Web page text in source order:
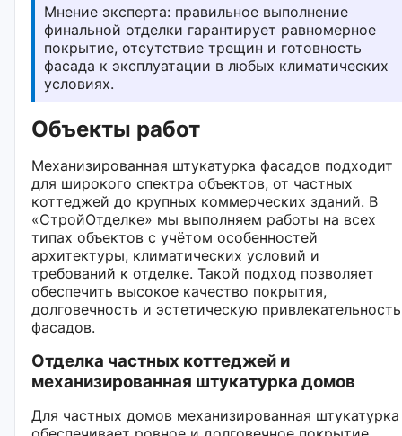
Мнение эксперта: правильное выполнение
финальной отделки гарантирует равномерное
покрытие, отсутствие трещин и готовность
фасада к эксплуатации в любых климатических
условиях.
Объекты работ
Механизированная штукатурка фасадов подходит
для широкого спектра объектов, от частных
коттеджей до крупных коммерческих зданий. В
«СтройОтделке» мы выполняем работы на всех
типах объектов с учётом особенностей
архитектуры, климатических условий и
требований к отделке. Такой подход позволяет
обеспечить высокое качество покрытия,
долговечность и эстетическую привлекательность
фасадов.
Отделка частных коттеджей и
механизированная штукатурка домов
Для частных домов механизированная штукатурка